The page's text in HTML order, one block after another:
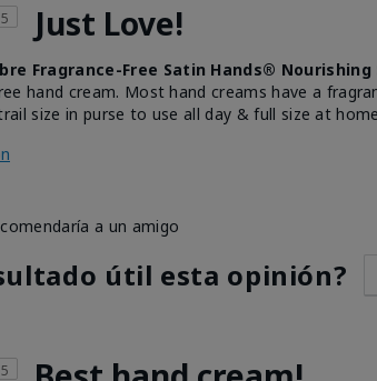
5 Just Love!
Fragrance-Free Satin Hands® Nourishing
hand cream. Most hand creams have a
size in purse to use all day & full size at
a un amigo
útil esta opinión?
5